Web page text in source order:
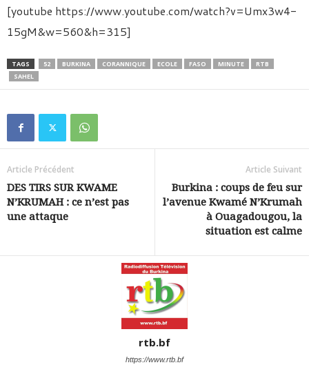
[youtube https://www.youtube.com/watch?v=Umx3w4-
15gM&w=560&h=315]
TAGS 52 BURKINA CORANNIQUE ECOLE FASO MINUTE
RTB
SAHEL
Article Précédent
DES TIRS SUR KWAME
N’KRUMAH : ce n’est pas
une attaque
Article Suivant
Burkina : coups de feu sur
l’avenue Kwamé N’Krumah
à Ouagadougou, la
situation est calme
rtb.bf
https://www.rtb.bf